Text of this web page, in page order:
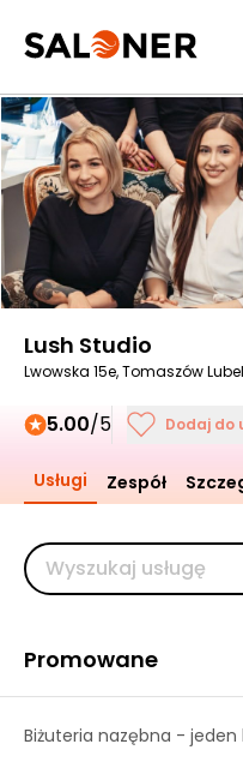
Lush Studio
Lwowska 15e, Tomaszów
5.00/5 Dodaj do
Usługi Zespół
Promowane
Biżuteria nazębna - jeden